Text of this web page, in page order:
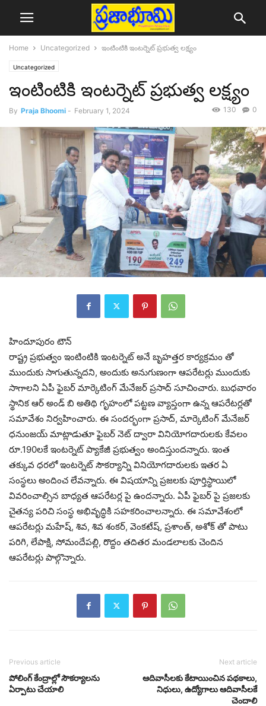
Home Uncategorized ఇంటింటికి ఇంటర్నెట్ ప్రభుత్వ లక్ష్యం
Uncategorized
ఇంటింటికి ఇంటర్నెట్ ప్రభుత్వ లక్ష్యం
By Praja Bhoomi - February 1, 2024 0
130
హిందూపురం టౌన్
రాష్ట్ర ప్రభుత్వం ఇంటింటికి ఇంటర్నెట్ అనే బృహత్తర కార్యక్రమం తో
ముందుకు సాగుతున్నదని, అందుకు అనుగుణంగా ఆపరేటర్లు ముందుకు
సాగాలని ఏపీ ఫైబర్ మార్కెటింగ్ మేనేజర్ ప్రసాద్ సూచించారు. బుధవారం
స్థానిక ఆర్ అండ్ బి అతిథి గృహంలో పట్టణ వ్యాప్తంగా ఉన్న ఆపరేటర్లతో
సమావేశం నిర్వహించారు. ఈ సందర్భంగా ప్రసాద్, మార్కెటింగ్ మేనేజర్
ధనుంజయ్ మాట్లాడుతూ ఫైబర్ నెట్ ద్వారా వినియోగదారులకు కేవలం
రూ.190లకే ఇంటర్నెట్ ప్యాకేజీ ప్రభుత్వం అందిస్తుందన్నారు. ఇంత
తక్కువ ధరలో ఇంటర్నెట్ సౌకర్యాన్ని వినియోగదారులకు ఇతర ఏ
సంస్థలు అందించ లేవన్నారు. ఈ విషయాన్ని ప్రజలకు పూర్తిస్థాయిలో
వివరించాల్సిన బాధ్యత ఆపరేటర్ల పై ఉందన్నారు. ఏపీ ఫైబర్ పై ప్రజలకు
చైతన్య పరిచి సంస్థ అభివృద్ధికి సహకరించాలన్నారు. ఈ సమావేశంలో
ఆపరేటర్లు మహేష్, శివ, శివ శంకర్, వెంకటేష్, ప్రశాంత్, అశోక్ తో పాటు
పరిగి, లేపాక్షి, సోమందేపల్లి, రొద్దం తదితర మండలాలకు చెందిన
ఆపరేటర్లు పాల్గొన్నారు.
Previous article
పోలింగ్ కేంద్రాల్లో సౌకర్యాలను
ఏర్పాటు చేయాలి
Next article
ఆదివాసీలకు కేటాయించిన పథకాలు,
నిధులు, ఉద్యోగాలు ఆదివాసీలకే
చెందాలి